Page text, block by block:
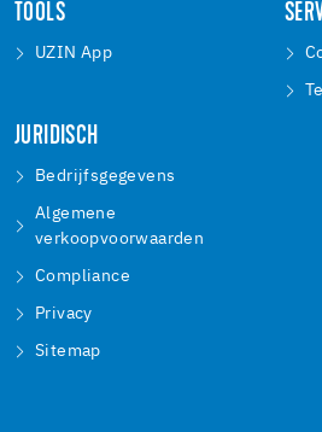
TOOLS
UZIN App
JURIDISCH
Bedrijfsgegevens
Algemene
verkoopvoorwaarden
Compliance
Privacy
Sitemap